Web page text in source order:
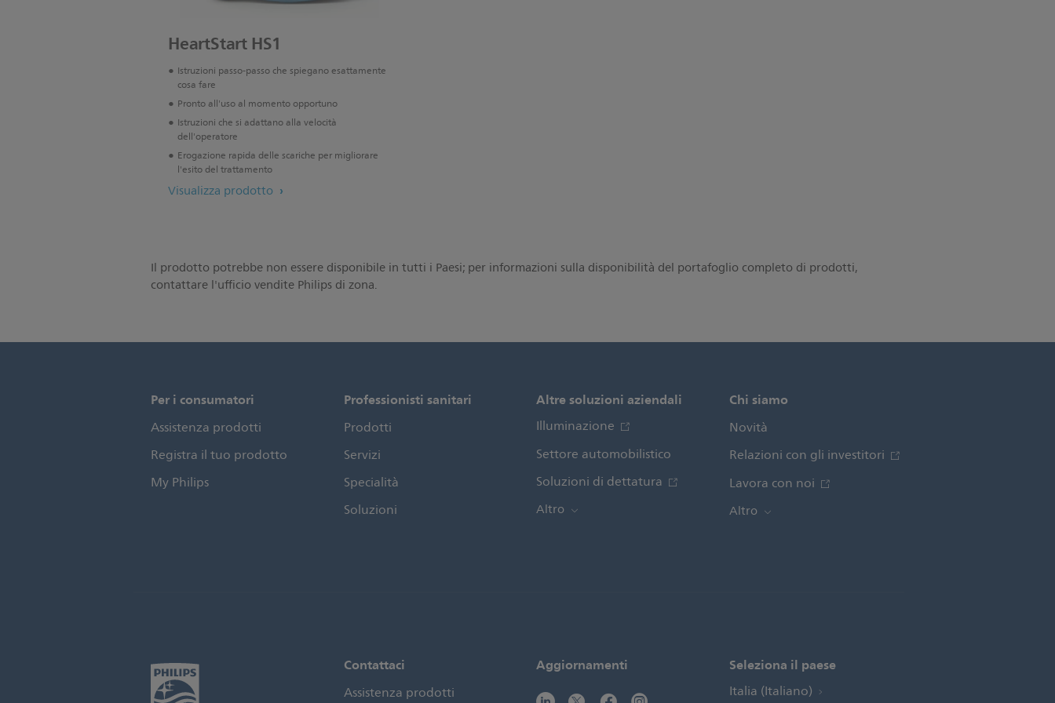
HeartStart HS1
Istruzioni passo-passo che spiegano esattamente
cosa fare
Pronto all'uso al momento opportuno
Istruzioni che si adattano alla velocità
dell'operatore
Erogazione rapida delle scariche per migliorare
l'esito del trattamento
Visualizza prodotto
Il prodotto potrebbe non essere disponibile in tutti i Paesi; per informazioni sulla disponibilità del portafoglio completo di prodotti,
contattare l'ufficio vendite Philips di zona.
Per i consumatori
Assistenza prodotti
Registra il tuo prodotto
My Philips
Professionisti sanitari
Prodotti
Servizi
Specialità
Soluzioni
Altre soluzioni aziendali
Illuminazione
Settore automobilistico
Soluzioni di dettatura
Altro
Chi siamo
Novità
Relazioni con gli investitori
Lavora con noi
Altro
Contattaci
Assistenza prodotti
Aggiornamenti Seleziona il paese
Italia (Italiano)